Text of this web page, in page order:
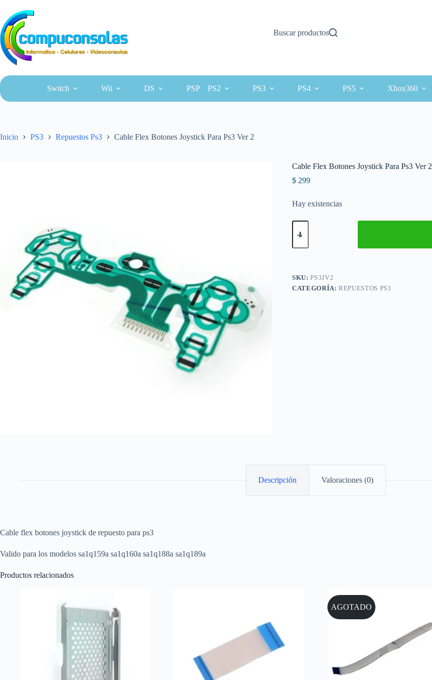
contenido
Buscar productos
Switch Wii DS PSP PS2 PS3 PS4 PS5 Xbox360
Inicio PS3 Repuestos Ps3 Cable Flex Botones Joystick Para Ps3 Ver 2
Cable Flex Botones Joystick Para Ps3 Ver 2
$ 299
Hay existencias
Cable
Flex
Joystick
Ver
2
cantidad
SKU:PS3JV2
CATEGORÍA:REPUESTOS PS3
Descripción Valoraciones (0)
Cable flex botones joystick de repuesto para ps3
Valido para los modelos sa1q159a sa1q160a sa1q188a sa1q189a
Productos relacionados
AGOTADO